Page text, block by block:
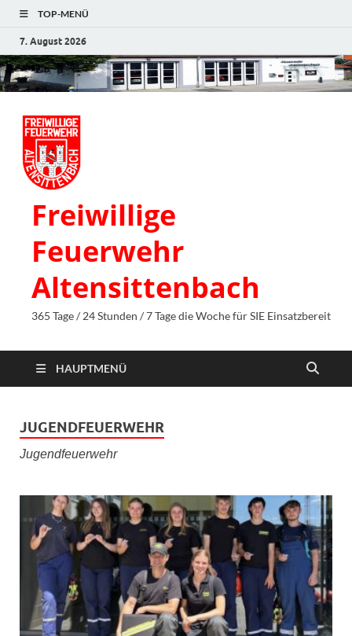
TOP-MENÜ
7. August 2026
Freiwillige
Feuerwehr
Altensittenbach
365 Tage / 24 Stunden / 7 Tage die Woche für SIE Einsatzbereit
HAUPTMENÜ
JUGENDFEUERWEHR
Jugendfeuerwehr